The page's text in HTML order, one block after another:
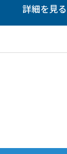
詳細を見る